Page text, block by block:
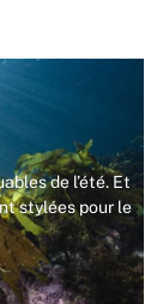
de l’été. Et
stylées pour le